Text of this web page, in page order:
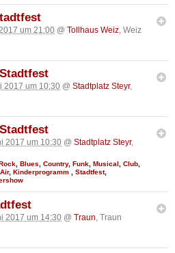
um 21:00 @ Tollhaus Weiz, Weiz
2017 um 10:30 @ Stadtplatz Steyr,
2017 um 10:30 @ Stadtplatz Steyr,
Blues Country, Funk Musical Club
, Kinderprogramm Stadtfest,
2017 um 14:30 @ Traun, Traun